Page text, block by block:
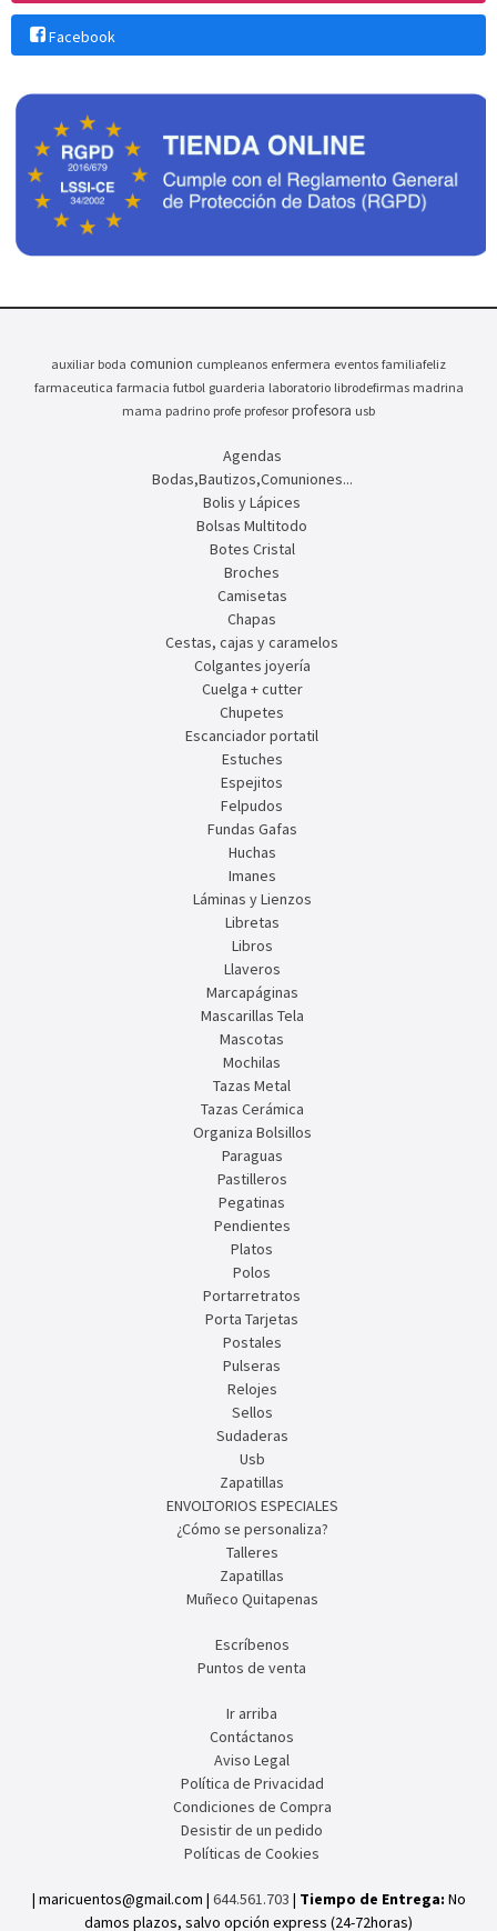
Facebook
auxiliar boda comunion cumpleanos enfermera eventos familiafeliz
farmaceutica farmacia futbol guarderia laboratorio librodefirmas madrina
mama padrino profe profesor profesora usb
Agendas
Bodas,Bautizos,Comuniones...
Bolis y Lápices
Bolsas Multitodo
Botes Cristal
Broches
Camisetas
Chapas
Cestas, cajas y caramelos
Colgantes joyería
Cuelga + cutter
Chupetes
Escanciador portatil
Estuches
Espejitos
Felpudos
Fundas Gafas
Huchas
Imanes
Láminas y Lienzos
Libretas
Libros
Llaveros
Marcapáginas
Mascarillas Tela
Mascotas
Mochilas
Tazas Metal
Tazas Cerámica
Organiza Bolsillos
Paraguas
Pastilleros
Pegatinas
Pendientes
Platos
Polos
Portarretratos
Porta Tarjetas
Postales
Pulseras
Relojes
Sellos
Sudaderas
Usb
Zapatillas
ENVOLTORIOS ESPECIALES
¿Cómo se personaliza?
Talleres
Zapatillas
Muñeco Quitapenas
Escríbenos
Puntos de venta
Ir arriba
Contáctanos
Aviso Legal
Política de Privacidad
Condiciones de Compra
Desistir de un pedido
Políticas de Cookies
| maricuentos@gmail.com | 644.561.703 | Tiempo de Entrega: No
damos plazos, salvo opción express (24-72horas)